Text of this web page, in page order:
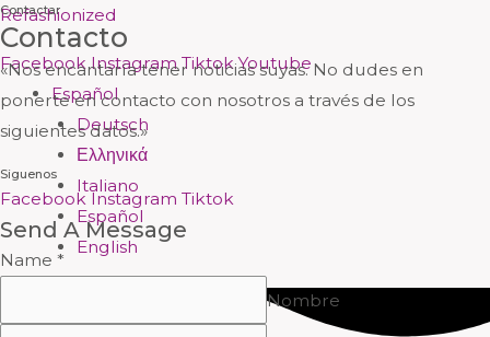
Ir
al
contenido
Refashionized
Facebook Instagram Tiktok Youtube
Menú
Español
Deutsch
Ελληνικά
Italiano
Español
English
Menú
Menú
Menú
Contactar
Contacto
«Nos encantaría tener noticias suyas. No dudes en
ponerte en contacto con nosotros a través de los
siguientes datos.»
Siguenos
Facebook Instagram Tiktok
Send A Message
Name *
Nombre
Menú
Menú
Menú
Menú